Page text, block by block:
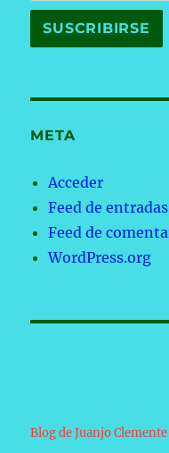
META
Acceder
Feed de entradas
Feed de
WordPress.org
Blog de Juanjo Clemente